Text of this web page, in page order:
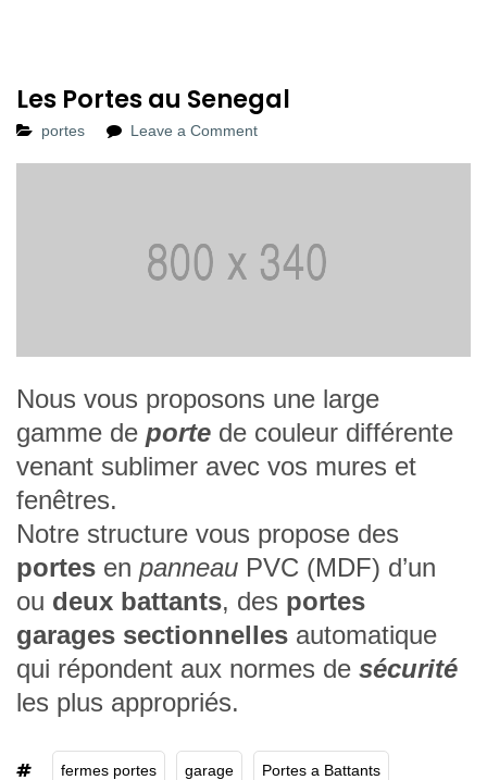
Les Portes au Senegal
portes Leave a Comment
Nous vous proposons une large
gamme de porte de couleur différente
venant sublimer avec vos mures et
fenêtres.
Notre structure vous propose des
portes en panneau PVC (MDF) d’un
ou deux battants, des portes
garages sectionnelles automatique
qui répondent aux normes de sécurité
les plus appropriés.
fermes portes garage Portes a Battants